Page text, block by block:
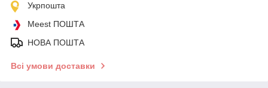
Укрпошта
Meest ПОШТА
НОВА ПОШТА
Всі умови доставки